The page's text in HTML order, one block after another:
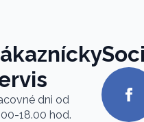
dni od
18.00 hod.